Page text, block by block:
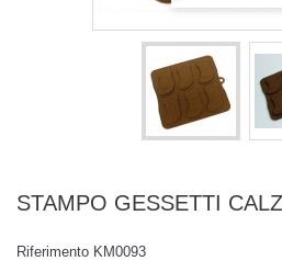
STAMPO GESSETTI
Riferimento KM0093